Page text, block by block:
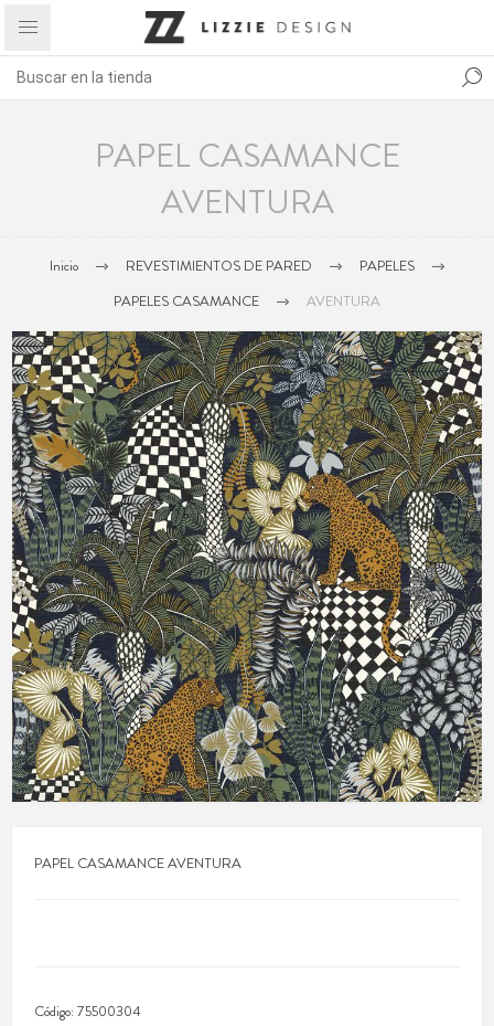
PAPEL CASAMANCE
AVENTURA
Inicio REVESTIMIENTOS DE PARED
PAPELES
PAPELES CASAMANCE
AVENTURA
PAPEL CASAMANCE AVENTURA
Código:75500304